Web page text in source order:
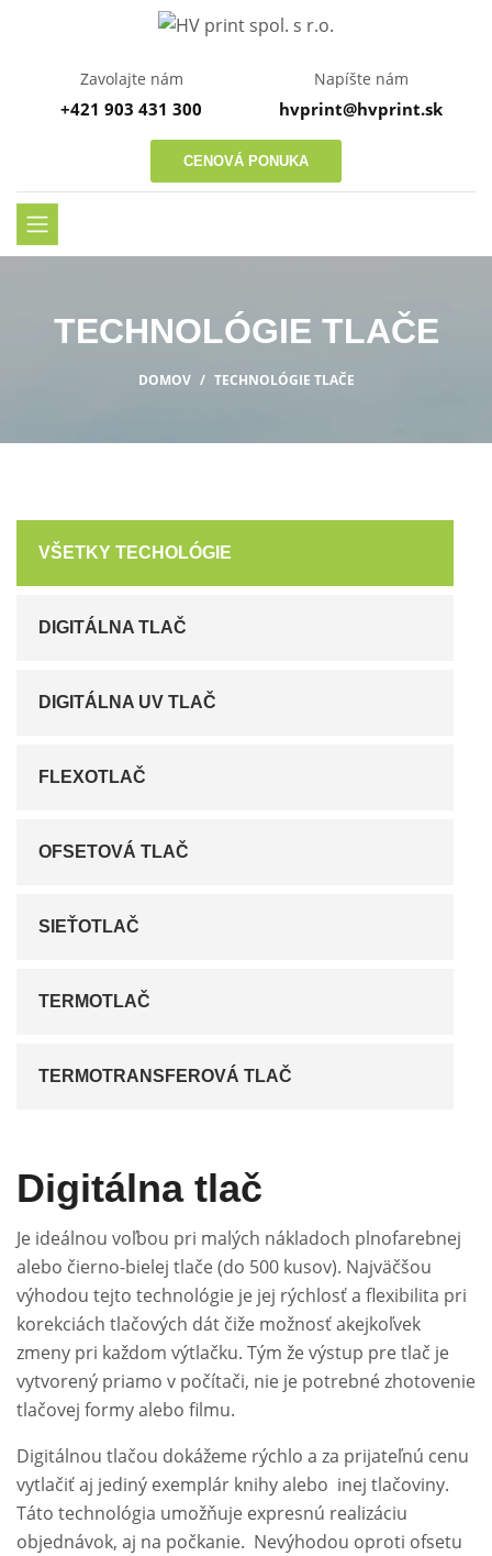
Zavolajte nám
+421 903 431 300
Napíšte nám
hvprint@hvprint.sk
CENOVÁ PONUKA
TECHNOLÓGIE TLAČE
DOMOV TECHNOLÓGIE TLAČE
VŠETKY TECHOLÓGIE
DIGITÁLNA TLAČ
DIGITÁLNA UV TLAČ
FLEXOTLAČ
OFSETOVÁ TLAČ
SIEŤOTLAČ
TERMOTLAČ
TERMOTRANSFEROVÁ TLAČ
Digitálna tlač
Je ideálnou voľbou pri malých nákladoch plnofarebnej
alebo čierno-bielej tlače (do 500 kusov). Najväčšou
výhodou tejto technológie je jej rýchlosť a flexibilita pri
korekciách tlačových dát čiže možnosť akejkoľvek
zmeny pri každom výtlačku. Tým že výstup pre tlač je
vytvorený priamo v počítači, nie je potrebné zhotovenie
tlačovej formy alebo filmu.
Digitálnou tlačou dokážeme rýchlo a za prijateľnú cenu
vytlačiť aj jediný exemplár knihy alebo inej tlačoviny.
Táto technológia umožňuje expresnú realizáciu
objednávok, aj na počkanie. Nevýhodou oproti ofsetu